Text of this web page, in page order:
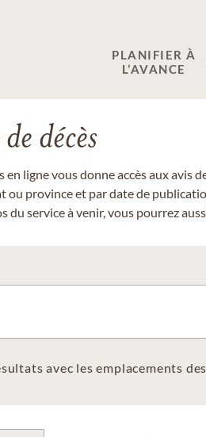
PLANIFIER À
L’AVANCE
décès
en ligne vous donne accès aux
ou province et par date de
service à venir, vous pourrez
avec les emplacements